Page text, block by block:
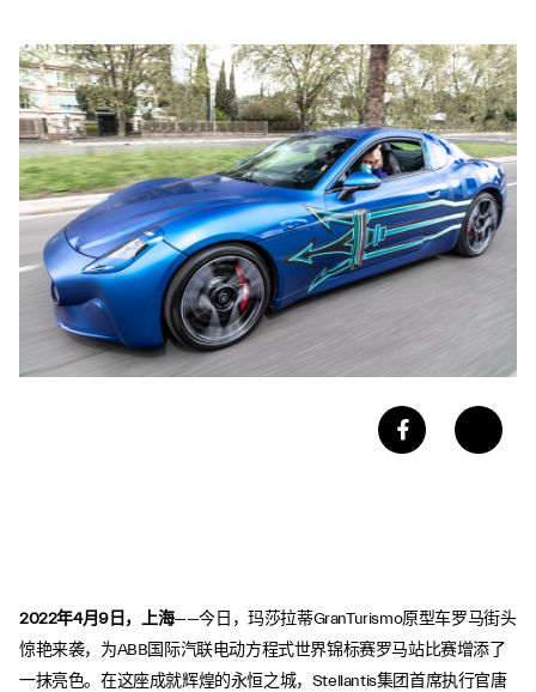
2022年4月9日，上海——今日，玛莎拉蒂GranTurismo原型车罗马街头
惊艳来袭，为ABB国际汽联电动方程式世界锦标赛罗马站比赛增添了
一抹亮色。在这座成就辉煌的永恒之城，Stellantis集团首席执行官唐